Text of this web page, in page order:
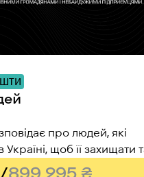
людей, які
щоб її захищати
899 295 ₴